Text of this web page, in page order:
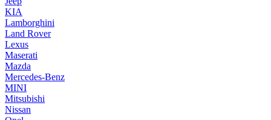
KIA
Lamborghini
Land Rover
Lexus
Maserati
Mazda
Mercedes-Benz
MINI
Mitsubishi
Nissan